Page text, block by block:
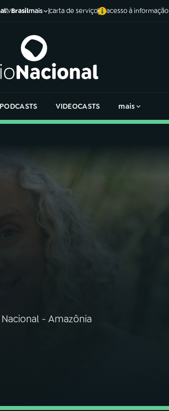
tvBrasilmais carta de serviço acesso à informação
PODCASTS VIDEOCASTS mais
- Amazônia